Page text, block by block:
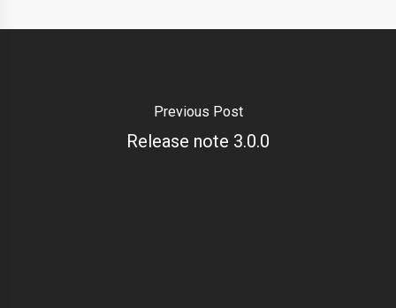
Previous Post
Release note 3.0.0